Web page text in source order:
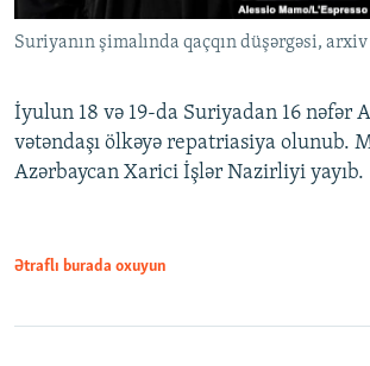
Suriyanın şimalında qaçqın düşərgəsi,
İyulun 18 və 19-da Suriyadan 16 nəfər
vətəndaşı ölkəyə repatriasiya olunub.
Azərbaycan Xarici İşlər Nazirliyi yayıb.
Ətraflı burada oxuyun